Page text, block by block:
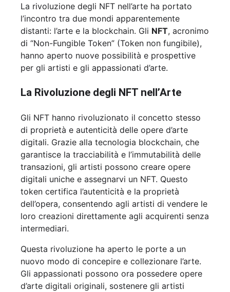
La rivoluzione degli NFT nell’arte ha portato
l’incontro tra due mondi apparentemente
distanti: l’arte e la blockchain. Gli NFT, acronimo
di “Non-Fungible Token” (Token non fungibile),
hanno aperto nuove possibilità e prospettive
per gli artisti e gli appassionati d’arte.
La Rivoluzione degli NFT nell’Arte
Gli NFT hanno rivoluzionato il concetto stesso
di proprietà e autenticità delle opere d’arte
digitali. Grazie alla tecnologia blockchain, che
garantisce la tracciabilità e l’immutabilità delle
transazioni, gli artisti possono creare opere
digitali uniche e assegnarvi un NFT. Questo
token certifica l’autenticità e la proprietà
dell’opera, consentendo agli artisti di vendere le
loro creazioni direttamente agli acquirenti senza
intermediari.
Questa rivoluzione ha aperto le porte a un
nuovo modo di concepire e collezionare l’arte.
Gli appassionati possono ora possedere opere
d’arte digitali originali, sostenere gli artisti